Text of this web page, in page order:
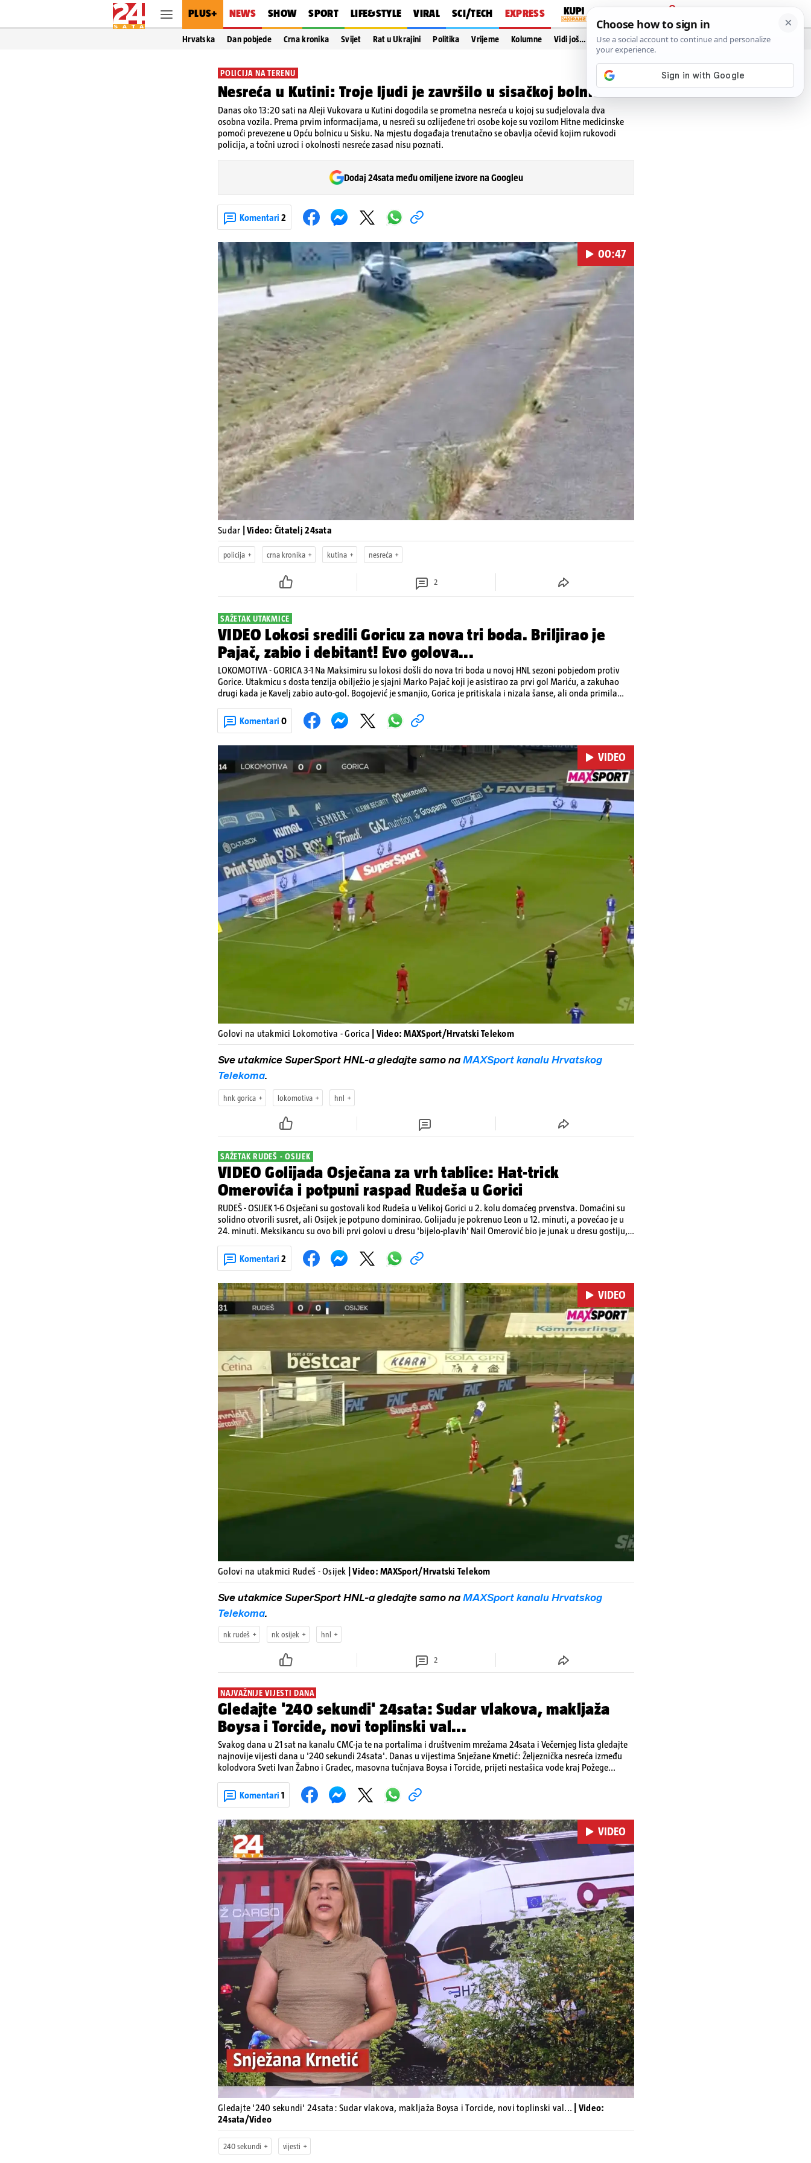
PLUS+ NEWS SHOW SPORT LIFE&STYLE VIRAL SCI/TECH EXPRESS
PRIJAVA
Hrvatska Dan pobjede Crna kronika Svijet Rat u Ukrajini Politika Vrijeme Kolumne Vidi još…
POLICIJA NA TERENU
Nesreća u Kutini: Troje ljudi je završilo u sisačkoj bolnici
Danas oko 13:20 sati na Aleji Vukovara u Kutini dogodila se prometna nesreća u kojoj su sudjelovala dva
osobna vozila. Prema prvim informacijama, u nesreći su ozlijeđene tri osobe koje su vozilom Hitne medicinske
pomoći prevezene u Opću bolnicu u Sisku. Na mjestu događaja trenutačno se obavlja očevid kojim rukovodi
policija, a točni uzroci i okolnosti nesreće zasad nisu poznati.
Dodaj 24sata među omiljene izvore na Googleu
Komentari 2
Pokretanje videa...
00:47
Sudar | Video: Čitatelj 24sata
policija crna kronika kutina nesreća
2
SAŽETAK UTAKMICE
VIDEO Lokosi sredili Goricu za nova tri boda. Briljirao je
Pajač, zabio i debitant! Evo golova...
LOKOMOTIVA - GORICA 3-1 Na Maksimiru su lokosi došli do nova tri boda u novoj HNL sezoni pobjedom protiv
Gorice. Utakmicu s dosta tenzija obilježio je sjajni Marko Pajač koji je asistirao za prvi gol Mariću, a zakuhao
drugi kada je Kavelj zabio auto-gol. Bogojević je smanjio, Gorica je pritiskala i nizala šanse, ali onda primila
Komentari 0
Pokretanje videa...
VIDEO
Golovi na utakmici Lokomotiva - Gorica | Video: MAXSport/Hrvatski Telekom
Sve utakmice SuperSport HNL-a gledajte samo na MAXSport kanalu Hrvatskog
Telekoma.
hnk gorica lokomotiva hnl
SAŽETAK RUDEŠ - OSIJEK
VIDEO Golijada Osječana za vrh tablice: Hat-trick
Omerovića i potpuni raspad Rudeša u Gorici
RUDEŠ - OSIJEK 1-6 Osječani su gostovali kod Rudeša u Velikoj Gorici u 2. kolu domaćeg prvenstva. Domaćini su
solidno otvorili susret, ali Osijek je potpuno dominirao. Golijadu je pokrenuo Leon u 12. minuti, a povećao je u
24. minuti. Meksikancu su ovo bili prvi golovi u dresu 'bijelo-plavih' Nail Omerović bio je junak u dresu gostiju,
Gorici upisao se i Arnel Jakupović golom u 69. minuti. Utješni gol za smanjenje zaostatka u dresu Rudeša zabio
je Ilečić u 84. minuti. Osijek je s tri boda na prvom mjestu tablice HNL-a
Komentari 2
Pokretanje videa...
VIDEO
Golovi na utakmici Rudeš - Osijek | Video: MAXSport/Hrvatski Telekom
Sve utakmice SuperSport HNL-a gledajte samo na MAXSport kanalu Hrvatskog
Telekoma.
nk rudeš nk osijek hnl
2
NAJVAŽNIJE VIJESTI DANA
Gledajte '240 sekundi' 24sata: Sudar vlakova, makljaža
Boysa i Torcide, novi toplinski val...
Svakog dana u 21 sat na kanalu CMC-ja te na portalima i društvenim mrežama 24sata i Večernjeg lista gledajte
najnovije vijesti dana u '240 sekundi 24sata'. Danas u vijestima Snježane Krnetić: Željeznička nesreća između
kolodvora Sveti Ivan Žabno i Gradec, masovna tučnjava Boysa i Torcide, prijeti nestašica vode kraj Požege...
Komentari 1
Pokretanje videa...
VIDEO
Gledajte '240 sekundi' 24sata: Sudar vlakova, makljaža Boysa i Torcide, novi toplinski val...
| Video:
24sata/Video
240 sekundi vijesti